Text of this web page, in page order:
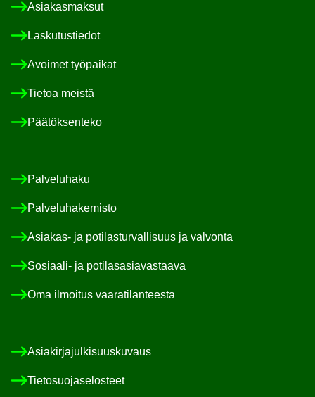
Asia­kas­mak­sut
Las­ku­tus­tie­dot
Avoi­met työ­pai­kat
Tie­toa meis­tä
Pää­tök­sen­te­ko
Pal­ve­lu­ha­ku
Pal­ve­lu­ha­ke­mis­to
Asiakas-​ ja po­ti­las­tur­val­li­suus ja val­von­ta
Sosiaali-​ ja po­ti­las­asia­vas­taa­va
Oma il­moi­tus vaa­ra­ti­lan­tees­ta
Asia­kir­ja­jul­ki­suus­ku­vaus
Tie­to­suo­ja­se­los­teet